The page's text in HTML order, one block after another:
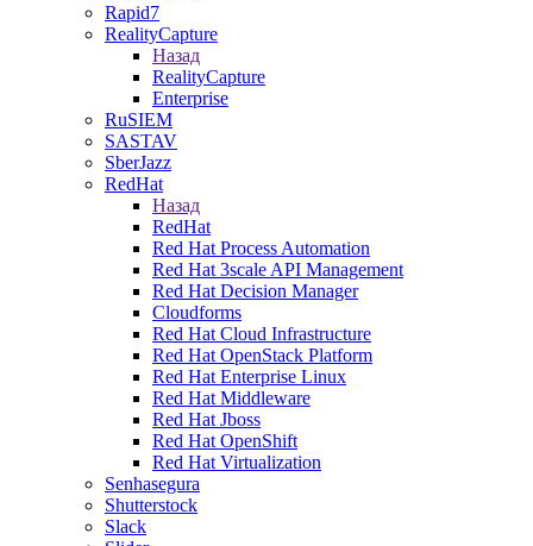
Rapid7
RealityCapture
Назад
RealityCapture
Enterprise
RuSIEM
SASTAV
SberJazz
RedHat
Назад
RedHat
Red Hat Process Automation
Red Hat 3scale API Management
Red Hat Decision Manager
Cloudforms
Red Hat Cloud Infrastructure
Red Hat OpenStack Platform
Red Hat Enterprise Linux
Red Hat Middleware
Red Hat Jboss
Red Hat OpenShift
Red Hat Virtualization
Senhasegura
Shutterstock
Slack